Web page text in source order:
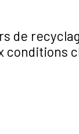
de
conditions